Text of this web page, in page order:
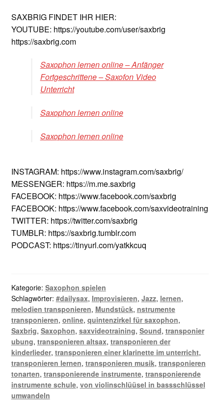
SAXBRIG FINDET IHR HIER:
YOUTUBE: https://youtube.com/user/saxbrig
https://saxbrig.com
Saxophon lernen online – Anfänger
Fortgeschrittene – Saxofon Video
Unterricht
Saxophon lernen online
Saxophon lernen online
INSTAGRAM: https://www.instagram.com/saxbrig/
MESSENGER: https://m.me.saxbrig
FACEBOOK: https://www.facebook.com/saxbrig
FACEBOOK: https://www.facebook.com/saxvideotraining
TWITTER: https://twitter.com/saxbrig
TUMBLR: https://saxbrig.tumblr.com
PODCAST: https://tinyurl.com/yatkkcuq
Kategorie: Saxophon spielen
Schlagwörter: #dailysax, Improvisieren, Jazz, lernen,
melodien transponieren, Mundstück, nstrumente
transponieren, online, quintenzirkel für saxophon,
Saxbrig, Saxophon, saxvideotraining, Sound, transponier
ubung, transponieren altsax, transponieren der
kinderlieder, transponieren einer klarinette im unterricht,
transponieren lernen, transponieren musik, transponieren
tonarten, transponierende instrumente, transponierende
instrumente schule, von violinschlüüsel in bassschlüssel
umwandeln